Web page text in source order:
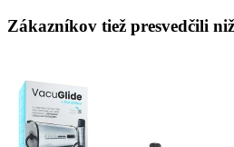
Zákazníkov tiež presvedčili